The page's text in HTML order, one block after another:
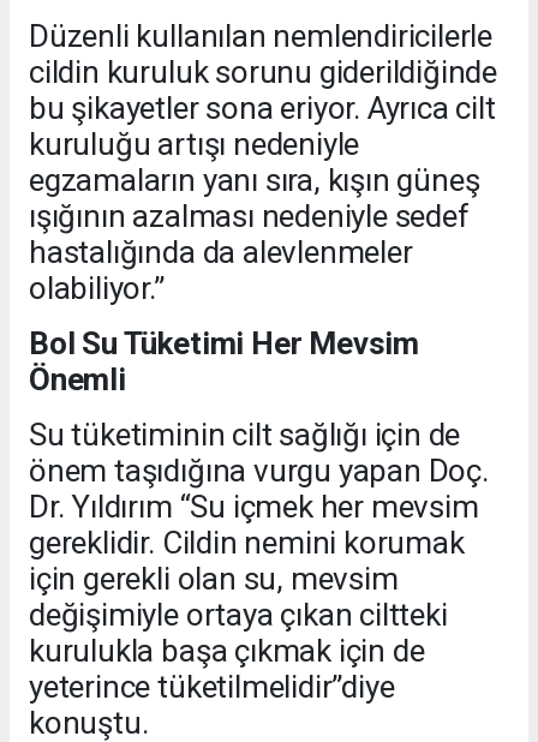
Düzenli kullanılan nemlendiricilerle
cildin kuruluk sorunu giderildiğinde
bu şikayetler sona eriyor. Ayrıca cilt
kuruluğu artışı nedeniyle
egzamaların yanı sıra, kışın güneş
ışığının azalması nedeniyle sedef
hastalığında da alevlenmeler
olabiliyor.”
Bol Su Tüketimi Her Mevsim
Önemli
Su tüketiminin cilt sağlığı için de
önem taşıdığına vurgu yapan Doç.
Dr. Yıldırım “Su içmek her mevsim
gereklidir. Cildin nemini korumak
için gerekli olan su, mevsim
değişimiyle ortaya çıkan ciltteki
kurulukla başa çıkmak için de
yeterince tüketilmelidir”diye
konuştu.